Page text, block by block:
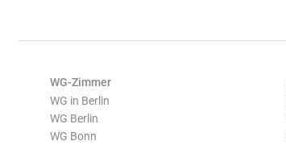
WG-Zimmer
WG in Berlin
WG Berlin
WG Bonn